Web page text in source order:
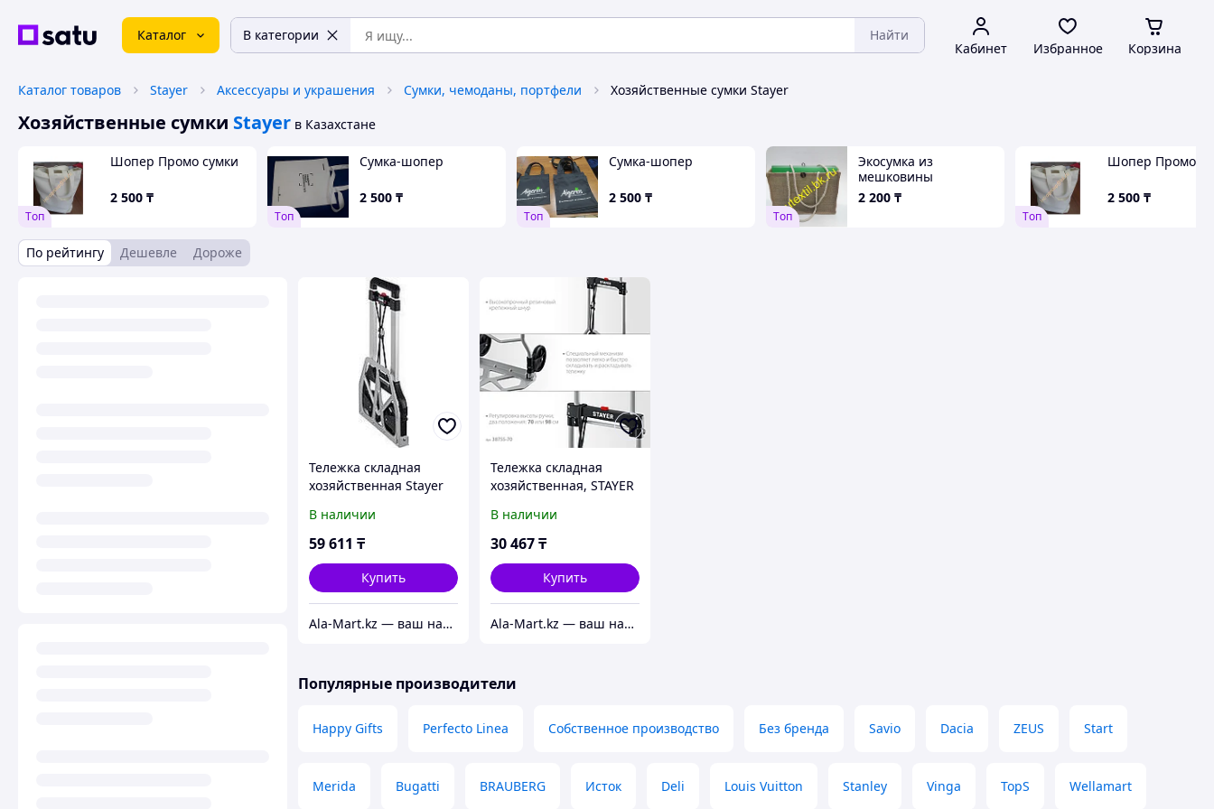
Каталог В категории Найти
Кабинет Избранное Корзина
Каталог товаров Stayer Аксессуары и украшения Сумки, чемоданы, портфели Хозяйственные сумки Stayer
Хозяйственные сумки Stayer в Казахстане
Tоп
Шопер Промо сумки
2 500 ₸
Tоп
Сумка-шопер
2 500 ₸
Tоп
Сумка-шопер
2 500 ₸
Tоп
Экосумка из
мешковины
2 200 ₸
Tоп
Шопер Промо
2 500 ₸
По рейтингу Дешевле Дороже
Тележка складная
хозяйственная Stayer
колеса d=16 см
В наличии
59 611 ₸
Купить
Ala-Mart.kz — ваш надежный партнер в мире качественных товаров.
Тележка складная
хозяйственная, STAYER
колеса 15 см (38755-
70_z01)
В наличии
30 467₸
Купить
Ala-Mart.kz — ваш надежный партнер в мире качественных товаров.
Популярные производители
Happy Gifts Perfecto Linea Собственное производство Без бренда Savio Dacia ZEUS Start
Merida Bugatti BRAUBERG Исток Deli Louis Vuitton Stanley Vinga TopS Wellamart